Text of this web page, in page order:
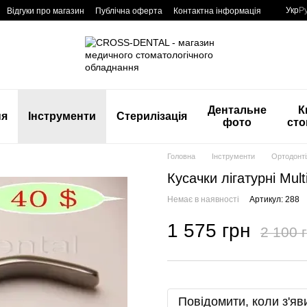
Відгуки про магазин Публічна оферта Контактна інформація Укр
Інструменти Стерилізація
Дентальне
фото
Головна Інструменти
Кусачки лігатурні
Немає в наявності Артикул: 288
1 575 грн 2 100
Повідомити, коли